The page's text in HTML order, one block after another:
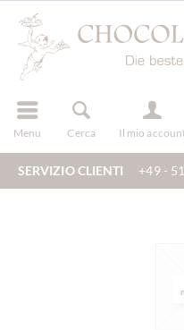
Menu Cerca Il mio
registra
SERVIZIO CLIENTI +49 -